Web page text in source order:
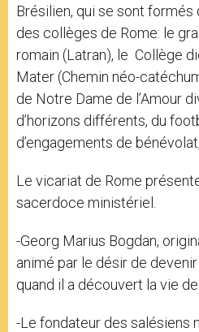
Brésilien, qui se sont
des collèges de Rome: le
romain (Latran), le Collège
Mater (Chemin néo-
de Notre Dame de l’Amour
d’horizons différents, du
d’engagements de bénévolat,
Le vicariat de Rome
sacerdoce ministériel.
-Georg Marius Bogdan,
animé par le désir de
quand il a découvert la vie
-Le fondateur des salésiens